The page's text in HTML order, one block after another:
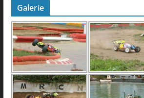
Galerie